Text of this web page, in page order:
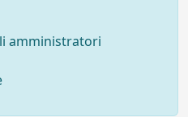
amministratori